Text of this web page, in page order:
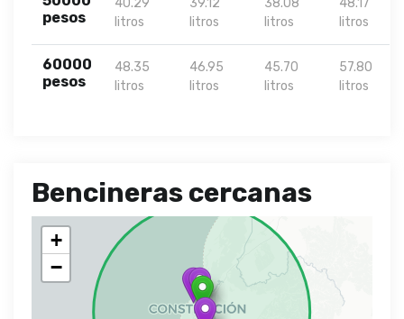
pesos
litros
litros
litros
litros
60000
pesos
48.35
litros
46.95
litros
45.70
litros
57.80
litros
Bencineras cercanas
+
−